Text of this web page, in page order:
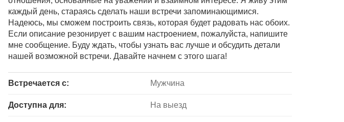
каждый день, стараясь сделать наши встречи запоминающимися.
Надеюсь, мы сможем построить связь, которая будет радовать нас обоих.
Если описание резонирует с вашим настроением, пожалуйста, напишите
мне сообщение. Буду ждать, чтобы узнать вас лучше и обсудить детали
нашей возможной встречи. Давайте начнем с этого шага!
Встречается с: Мужчина
Доступна для: На выезд